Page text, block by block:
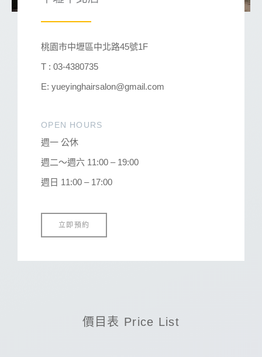
桃園市中壢區中北路45號1F
T : 03-4380735
E: yueyinghairsalon@gmail.com
OPEN HOURS
週一 公休
週二～週六 11:00 – 19:00
週日 11:00 – 17:00
立即預約
價目表 Price List